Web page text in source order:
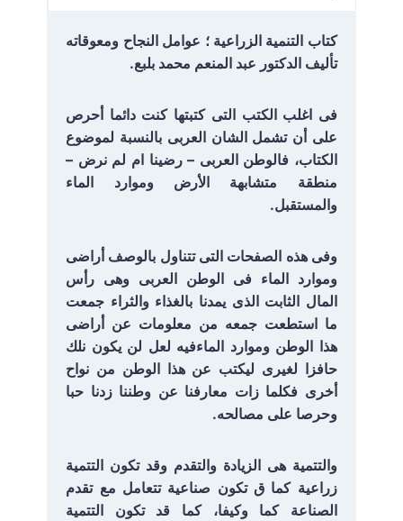
كتاب التنمية الزراعية ؛ عوامل النجاح ومعوقاته
تأليف الدكتور عبد المنعم محمد بلبع.
فى اغلب الكتب التى كتبتها كنت دائما أحرص
على أن تشمل الشان العربى بالنسبة لموضوع
الكتاب، فالوطن العربى – رضينا ام لم نرض –
منطقة متشابهة الأرض وموارد الماء
والمستقبل.
وفى هذه الصفحات التى تتناول بالوصف أراضى
وموارد الماء فى الوطن العربى وهى رأس
المال الثابت الذى يمدنا بالغذاء والثراء جمعت
ما استطعت جمعه من معلومات عن أراضى
هذا الوطن وموارد الماءفيه لعل لن يكون نلك
حافزا لغيرى ليكتب عن هذا الوطن من نواح
أخرى فكلما زات معارفنا عن وطننا زدنا حبا
وحرصا على مصالحه.
والتتمية هى الزيادة والتقدم وقد تكون التتمية
زراعية كما ق تكون صناعية تتعامل مع تقدم
الصناعة كما وكيفا، كما قد تكون التتمية